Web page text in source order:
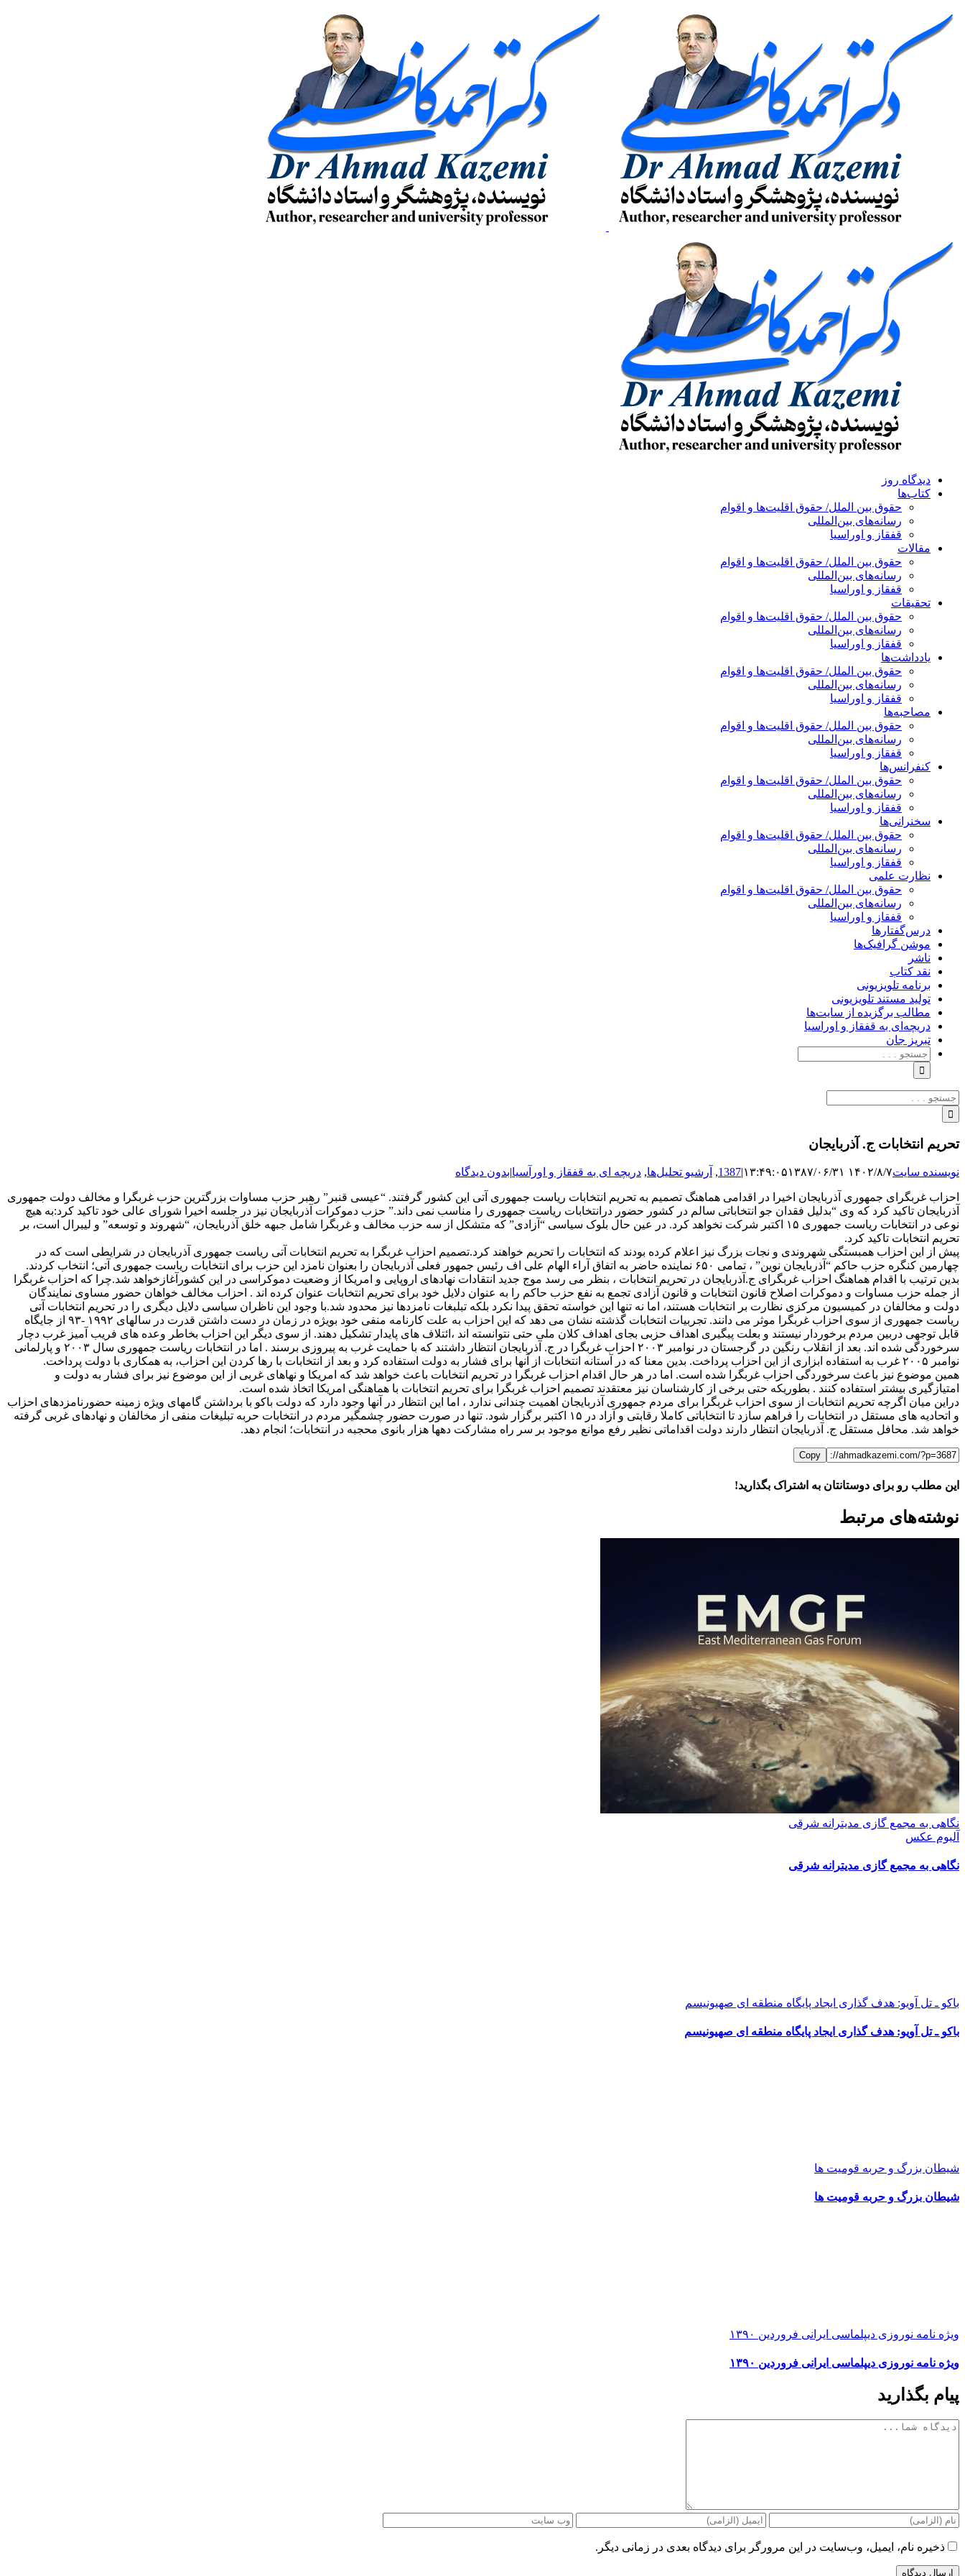
پرش
به
محتوا
دیدگاه روز
کتاب‌ها
حقوق بین الملل/ حقوق اقلیت‌ها و اقوام
رسانه‌های بین‌المللی
قفقاز و اوراسیا
مقالات
حقوق بین الملل/ حقوق اقلیت‌ها و اقوام
رسانه‌های بین‌المللی
قفقاز و اوراسیا
تحقیقات
حقوق بین الملل/ حقوق اقلیت‌ها و اقوام
رسانه‌های بین‌المللی
قفقاز و اوراسیا
یادداشت‌ها
حقوق بین الملل/ حقوق اقلیت‌ها و اقوام
رسانه‌های بین‌المللی
قفقاز و اوراسیا
مصاحبه‌ها
حقوق بین الملل/ حقوق اقلیت‌ها و اقوام
رسانه‌های بین‌المللی
قفقاز و اوراسیا
کنفرانس‌ها
حقوق بین الملل/ حقوق اقلیت‌ها و اقوام
رسانه‌های بین‌المللی
قفقاز و اوراسیا
سخنرانی‌ها
حقوق بین الملل/ حقوق اقلیت‌ها و اقوام
رسانه‌های بین‌المللی
قفقاز و اوراسیا
نظارت علمی
حقوق بین الملل/ حقوق اقلیت‌ها و اقوام
رسانه‌های بین‌المللی
قفقاز و اوراسیا
درس‌گفتارها
موشن گرافیک‌ها
ناشر
نقد کتاب
برنامه‌ تلویزیونی
تولید مستند تلویزیونی
مطالب برگزیده از سایت‌ها
دریچه‌ای به قفقاز و اوراسیا
تبریزِ جان
جستجو
برای:
جستجو
برای:
تحریم انتخابات ج. آذربایجان
نویسنده سایت۱۴۰۲/۸/۷ ۱۳:۴۹:۰۵ ۱۳۸۷/۰۶/۳۱ |
1387
, آرشیو تحلیل‌ها, دریچه ای به قفقاز و اورآسیا|بدون دیدگاه
احزاب غربگرای جمهوری آذربایجان اخیرا در اقدامی هماهنگ تصمیم به تحریم انتخابات ریاست جمهوری آتی این کشور گرفتند. “عیسی قنبر” رهبر حزب مساوات بزرگترین حزب غربگرا و مخالف دولت جمهوری
آذربایجان تاکید کرد که وی “بدلیل فقدان جو انتخاباتی سالم در کشور حضور درانتخابات ریاست جمهوری را مناسب نمی داند.” حزب دموکرات آذربایجان نیز در جلسه اخیرا شورای عالی خود تاکید کرد:به هیچ
نوعی در انتخابات ریاست جمهوری ۱۵ اکتبر شرکت نخواهد کرد. در عین حال بلوک سیاسی “آزادی” که متشکل از سه حزب مخالف و غربگرا شامل جبهه خلق آذربایجان، “شهروند و توسعه” و لیبرال است، بر
تحریم انتخابات تاکید کرد.
پیش از این احزاب همبستگی شهروندی و نجات بزرگ نیز اعلام کرده بودند که انتخابات را تحریم خواهند کرد.تصمیم احزاب غربگرا به تحریم انتخابات آتی ریاست جمهوری آذربایجان در شرایطی است که در
چهارمین کنگره حزب حاکم “آذربایجان نوین” ، تمامی ۶۵۰ نماینده حاضر به اتفاق آراء الهام علی اف رئیس جمهور فعلی آذربایجان را بعنوان نامزد این حزب برای انتخابات ریاست جمهوری آتی؛ انتخاب کردند.
بدین ترتیب با اقدام هماهنگ احزاب غربگرای ج.آذربایجان در تحریم انتخابات ، بنظر می رسد موج جدید انتقادات نهادهای اروپایی و امریکا از وضعیت دموکراسی در این کشورآغازخواهد شد.چرا که احزاب غربگرا
از جمله حزب مساوات و دموکرات اصلاح قانون انتخابات و قانون آزادی تجمع به نفع حزب حاکم را به عنوان دلایل خود برای تحریم انتخابات عنوان کرده اند . احزاب مخالف خواهان حضور مساوی نمایندگان
دولت و مخالفان در کمیسیون مرکزی نظارت بر انتخابات هستند، اما نه تنها این خواسته تحقق پیدا نکرد بلکه تبلبغات نامزدها نیز محدود شد.با وجود این ناظران سیاسی دلایل دیگری را در تحریم انتخابات آتی
ریاست جمهوری از سوی احزاب غربگرا موثر می دانند. تجربیات انتخابات گذشته نشان می دهد که این احزاب به علت کارنامه منفی خود بویژه در زمان در دست داشتن قدرت در سالهای ۱۹۹۲ -۹۳ از جایگاه
قابل توجهی دربین مردم برخوردار نیستند و بعلت پیگیری اهداف حزبی بجای اهداف کلان ملی حتی نتوانسته اند ،ائتلاف های پایدار تشکیل دهند. از سوی دیگر این احزاب بخاطر وعده های فریب آمیز غرب دچار
سرخوردگی شده اند. بعد از انقلاب رنگین در گرجستان در نوامبر ۲۰۰۳ احزاب غربگرا در ج. آذربایجان انتظار داشتند که با حمایت غرب به پیروزی برسند . اما در انتخابات ریاست جمهوری سال ۲۰۰۳ و پارلمانی
نوامبر ۲۰۰۵ غرب به استفاده ابزاری از این احزاب پرداخت. بدین معنا که در آستانه انتخابات از آنها برای فشار به دولت استفاده کرد و بعد از انتخابات با رها کردن این احزاب، به همکاری با دولت پرداخت.
همین موضوع نیز باعث سرخوردگی احزاب غربگرا شده است. اما در هر حال اقدام احزاب غربگرا در تحریم انتخابات باعث خواهد شد که امریکا و نهاهای غربی از این موضوع نیز برای فشار به دولت و
امتیازگیری بیشتر استفاده کنند . بطوریکه حتی برخی از کارشناسان نیز معتقدند تصمیم احزاب غربگرا برای تحریم انتخابات با هماهنگی امریکا اتخاذ شده است.
دراین میان اگرچه تحریم انتخابات از سوی احزاب غربگرا برای مردم جمهوری آذربایجان اهمیت چندانی ندارد ، اما این انتظار در آنها وجود دارد که دولت باکو با برداشتن گامهای ویژه زمینه حضورنامزدهای احزاب
و اتحادیه های مستقل در انتخابات را فراهم سازد تا انتخاباتی کاملا رقابتی و آزاد در ۱۵ اکتبر برگزار شود. تنها در صورت حضور چشمگیر مردم در انتخابات حربه تبلیغات منفی از مخالفان و نهادهای غربی گرفته
خواهد شد. محافل مستقل ج. آذربایجان انتظار دارند دولت اقداماتی نظیر رفع موانع موجود بر سر راه مشارکت دهها هزار بانوی محجبه در انتخابات؛ انجام دهد.
Copy
این مطلب رو برای دوستانتان به اشتراک بگذارید!
FacebookX
LinkedIn
WhatsApp
Telegram
ایمیل
نوشته‌‌های مرتبط
نگاهی به مجمع گازی مدیترانه شرقی
آلبوم عکس
نگاهی به مجمع گازی مدیترانه شرقی
باکو ـ تل آویو: هدف گذاری ایجاد پایگاه منطقه ای صهیونیسم
باکو ـ تل آویو: هدف گذاری ایجاد پایگاه منطقه ای صهیونیسم
شیطان بزرگ و حربه قومیت ها
شیطان بزرگ و حربه قومیت ها
ویژه نامه نوروزی دیپلماسی ایرانی فروردین ۱۳۹۰
ویژه نامه نوروزی دیپلماسی ایرانی فروردین ۱۳۹۰
پیام بگذارید
دیدگاه
ذخیره نام، ایمیل، وب‌سایت در این مرورگر برای دیدگاه بعدی در زمانی دیگر.